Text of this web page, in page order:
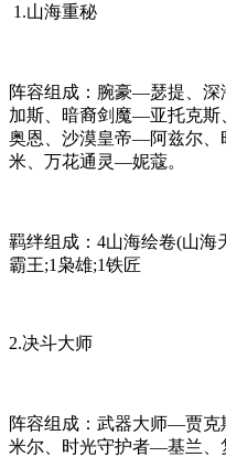
1.山海重秘
阵容组成：腕豪—瑟提、
加斯、暗裔剑魔—亚托克斯
奥恩、沙漠皇帝—阿兹尔
米、万花通灵—妮蔻。
羁绊组成： 4山海绘卷(山海
霸王;1 枭雄;1铁匠
2.决斗大师
阵容组成：武器大师—贾
米尔、时光守护者—基兰